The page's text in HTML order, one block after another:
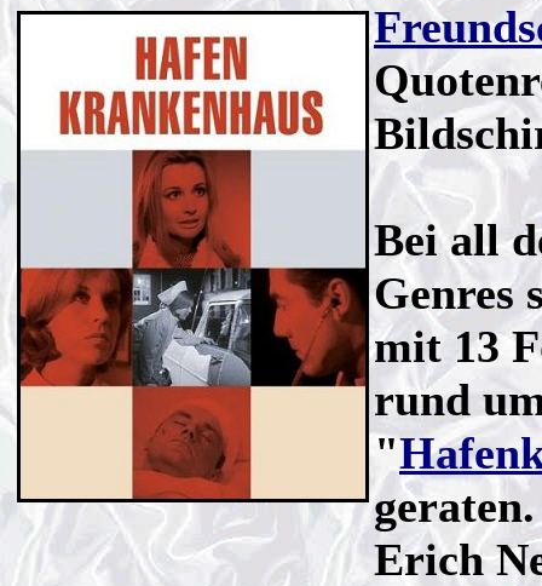
Bei all
Genres
mit 13
rund
"
Erich